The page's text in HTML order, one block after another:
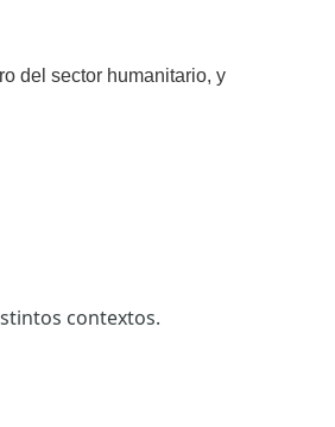
del sector humanitario, y
contextos.